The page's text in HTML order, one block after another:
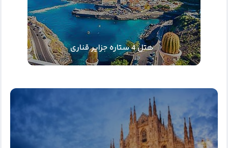
هتل 4 ستاره جزایر قناری